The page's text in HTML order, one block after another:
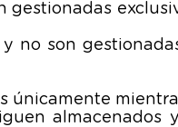
no son
únicamente
almacenados